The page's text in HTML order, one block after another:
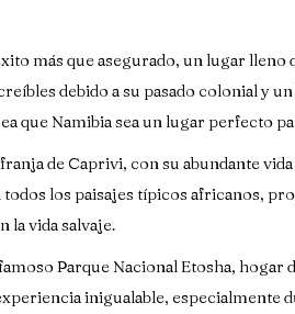
más que asegurado, un lugar lleno
debido a su pasado colonial y
que Namibia sea un lugar perfecto
de Caprivi, con su abundante
todos los paisajes típicos africanos,
la vida salvaje.
Parque Nacional Etosha, hogar
inigualable, especialmente